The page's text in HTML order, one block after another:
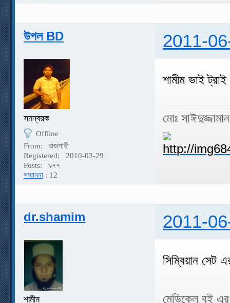
উপল BD 2011-
সমন্বয়ক
Offline
From:
রাজশাহী
Registered:
2010-03-29
Posts:
৯৭৭
সম্মাননা : 12
শামীম ভাই
মোঃ
dr.shamim 2011-
শামীম
সিম্বিয়ান সেট
মেডিকেল বই